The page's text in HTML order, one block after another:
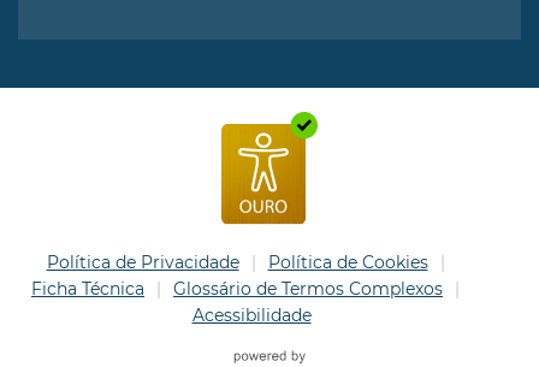
Política de Privacidade
Política de Cookies
Ficha Técnica
Glossário de Termos Complexos
Acessibilidade